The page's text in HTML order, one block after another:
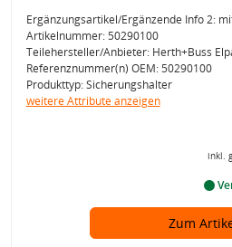
Ergänzungsartikel/Ergänzende Info 2:
Artikelnummer: 50290100
Teilehersteller/Anbieter: Herth+Buss
Referenznummer(n) OEM: 50290100
Produkttyp: Sicherungshalter
weitere Attribute anzeigen
inkl.
Zum